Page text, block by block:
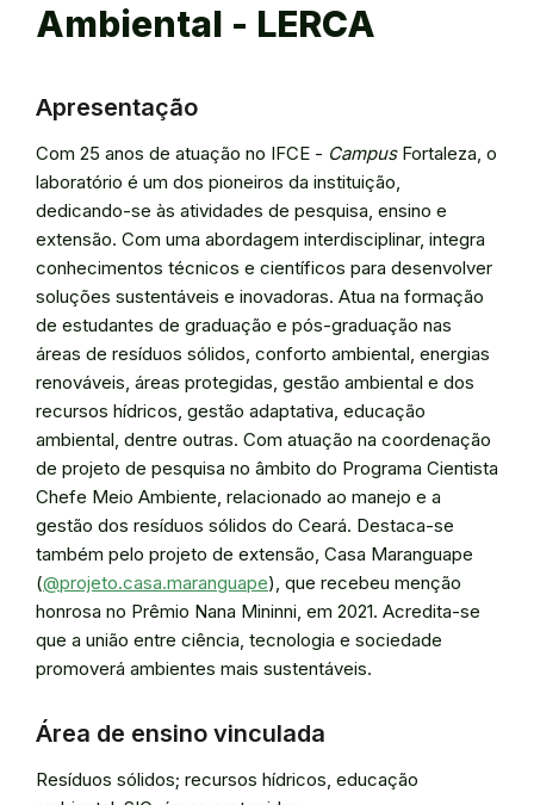
Ambiental - LERCA
Apresentação
Com 25 anos de atuação no IFCE - CampusFortaleza, o
laboratório é um dos pioneiros da instituição,
dedicando-se às atividades de pesquisa, ensino e
extensão. Com uma abordagem interdisciplinar, integra
conhecimentos técnicos e científicos para desenvolver
soluções sustentáveis e inovadoras. Atua na formação
de estudantes de graduação e pós-graduação nas
áreas de resíduos sólidos, conforto ambiental, energias
renováveis, áreas protegidas, gestão ambiental e dos
recursos hídricos, gestão adaptativa, educação
ambiental, dentre outras. Com atuação na coordenação
de projeto de pesquisa no âmbito do Programa Cientista
Chefe Meio Ambiente, relacionado ao manejo e a
gestão dos resíduos sólidos do Ceará. Destaca-se
também pelo projeto de extensão, Casa Maranguape
(@projeto.casa.maranguape), que recebeu menção
honrosa no Prêmio Nana Mininni, em 2021. Acredita-se
que a união entre ciência, tecnologia e sociedade
promoverá ambientes mais sustentáveis.
Área de ensino vinculada
Resíduos sólidos; recursos hídricos, educação